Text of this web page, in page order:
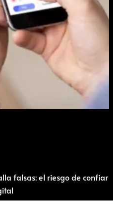
falsas: el riesgo de confiar